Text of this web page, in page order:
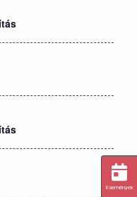
Események